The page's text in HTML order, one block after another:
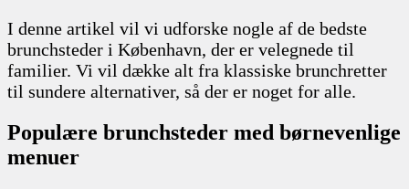
I denne artikel vil vi udforske nogle af de bedste
brunchsteder i København, der er velegnede til
familier. Vi vil dække alt fra klassiske brunchretter
til sundere alternativer, så der er noget for alle.
Populære brunchsteder med børnevenlige
menuer